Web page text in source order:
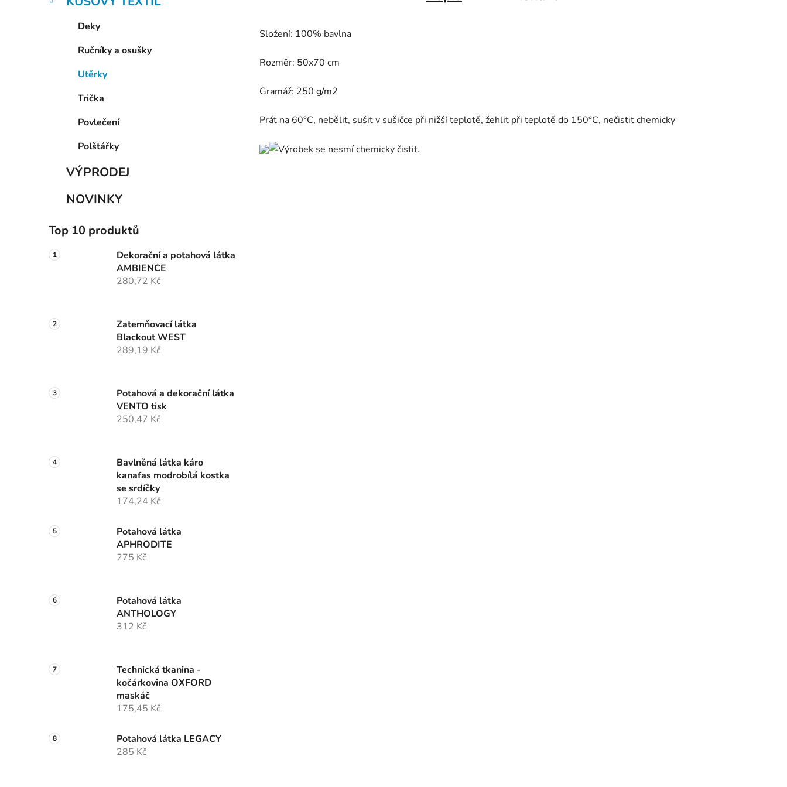
Deky
Ručníky a osušky
Utěrky
Trička
Povlečení
Polštářky
VÝPRODEJ
NOVINKY
Top 10 produktů
Dekorační a potahová látka
AMBIENCE
280,72 Kč
Zatemňovací látka
Blackout WEST
289,19 Kč
Potahová a dekorační látka
VENTO tisk
250,47 Kč
Bavlněná látka káro
kanafas modrobílá kostka
se srdíčky
174,24 Kč
Potahová látka
APHRODITE
275 Kč
Potahová látka
ANTHOLOGY
312 Kč
Technická tkanina -
kočárkovina OXFORD
maskáč
175,45 Kč
Potahová látka LEGACY
285 Kč
Složení: 100% bavlna
Rozměr: 50x70 cm
Gramáž: 250 g/m2
Prát na 60°C, nebělit, sušit v sušičce při nižší teplotě, žehlit při teplotě do 150°C, nečistit chemicky